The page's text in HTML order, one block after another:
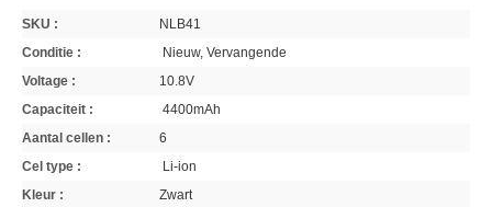
SKU :
NLB41
Conditie :
Nieuw, Vervangende
Voltage :
10.8V
Capaciteit :
4400mAh
Aantal cellen :
6
Cel type :
Li-ion
Kleur :
Zwart